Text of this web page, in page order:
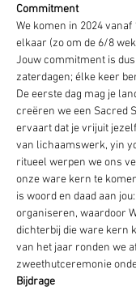
Commitment
We komen in 2024 vanaf
elkaar (zo om de 6/8
Jouw commitment is
zaterdagen; élke keer
De eerste dag mag je
creëren we een Sacred
ervaart dat je vrijuit
van lichaamswerk, yin
ritueel werpen we ons
onze ware kern te
is woord en daad aan
organiseren, waardoor
dichterbij die ware kern
van het jaar ronden we
zweethutceremonie
Bijdrage